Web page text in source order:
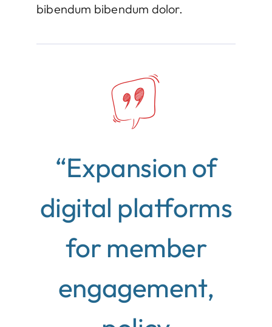
bibendum bibendum dolor.
“Expansion of
digital platforms
for member
engagement,